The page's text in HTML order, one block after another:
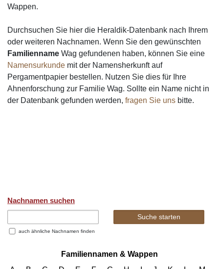
Wappen.
Durchsuchen Sie hier die Heraldik-Datenbank nach Ihrem
oder weiteren Nachnamen. Wenn Sie den gewünschten
Familienname Wag gefundenen haben, können Sie eine
Namensurkunde mit der Namensherkunft auf
Pergamentpapier bestellen. Nutzen Sie dies für Ihre
Ahnenforschung zur Familie Wag. Sollte ein Name nicht in
der Datenbank gefunden werden, fragen Sie uns bitte.
Nachnamen suchen
auch ähnliche Nachnamen finden
Familiennamen & Wappen